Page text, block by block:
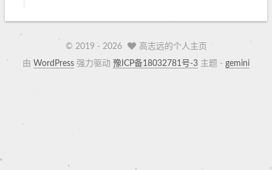
© 2019 - 2026
高志远的个人主页
由 WordPress 强力驱动 豫ICP备18032781号-3 主题 - gemini